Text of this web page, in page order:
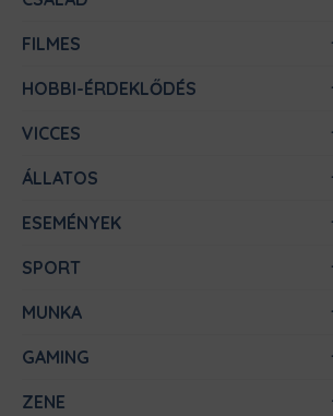
FILMES
HOBBI-ÉRDEKLŐDÉS
VICCES
ÁLLATOS
ESEMÉNYEK
SPORT
MUNKA
GAMING
ZENE